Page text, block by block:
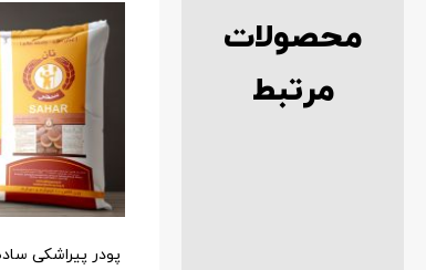
محصولات
مرتبط